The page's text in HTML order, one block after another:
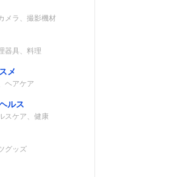
メラ、撮影機材
器具、料理
メ
ヘアケア
ルス
スケア、健康
グッズ